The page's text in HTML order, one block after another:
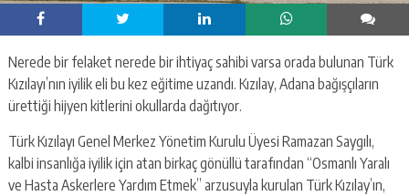
Nerede bir felaket nerede bir ihtiyaç sahibi varsa orada bulunan Türk
Kızılayı’nın iyilik eli bu kez eğitime uzandı. Kızılay, Adana bağışçıların
ürettiği hijyen kitlerini okullarda dağıtıyor.
Türk Kızılayı Genel Merkez Yönetim Kurulu Üyesi Ramazan Saygılı,
kalbi insanlığa iyilik için atan birkaç gönüllü tarafından “Osmanlı Yaralı
ve Hasta Askerlere Yardım Etmek” arzusuyla kurulan Türk Kızılay’ın,